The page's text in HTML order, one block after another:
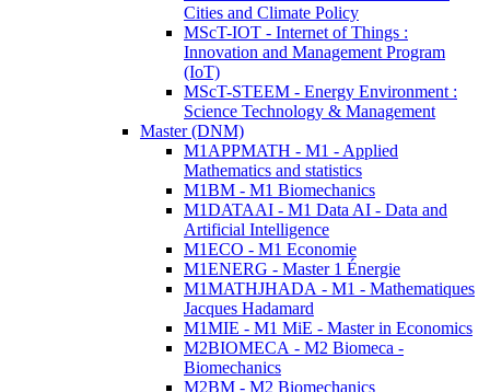
Cities and Climate Policy
MScT-IOT - Internet of Things :
Innovation and Management Program
(IoT)
MScT-STEEM - Energy Environment :
Science Technology & Management
Master (DNM)
M1APPMATH - M1 - Applied
Mathematics and statistics
M1BM - M1 Biomechanics
M1DATAAI - M1 Data AI - Data and
Artificial Intelligence
M1ECO - M1 Economie
M1ENERG - Master 1 Énergie
M1MATHJHADA - M1 - Mathematiques
Jacques Hadamard
M1MIE - M1 MiE - Master in Economics
M2BIOMECA - M2 Biomeca -
Biomechanics
M2BM - M2 Biomechanics